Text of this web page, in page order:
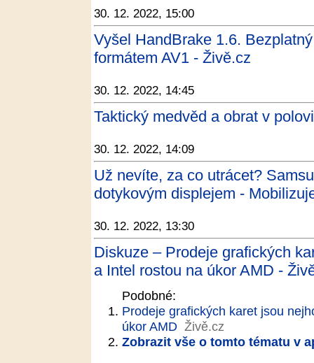
30. 12. 2022, 15:00
Vyšel HandBrake 1.6.
formátem AV1 - Živě.cz
30. 12. 2022, 14:45
Taktický medvěd a obrat v
30. 12. 2022, 14:09
Už nevíte, za co utrácet?
dotykovým displejem -
30. 12. 2022, 13:30
Diskuze – Prodeje grafických
a Intel rostou na úkor AMD -
Podobné:
Prodeje grafických karet jsou
úkor AMD Živě.cz
Zobrazit vše o tomto tématu v